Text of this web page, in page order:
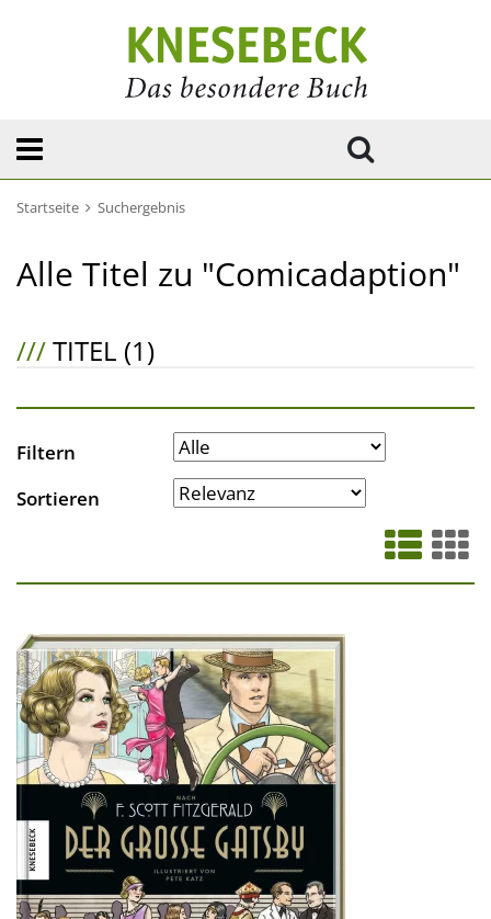
Startseite Suchergebnis
Alle Titel zu "Comicadaption"
///TITEL (1)
Filtern
Sortieren